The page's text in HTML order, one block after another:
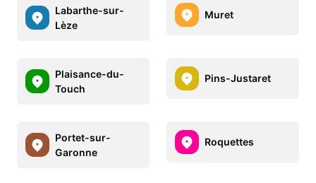
Labarthe-sur-
Lèze
Muret
Plaisance-du-
Touch
Pins-Justaret
Portet-sur-
Garonne
Roquettes